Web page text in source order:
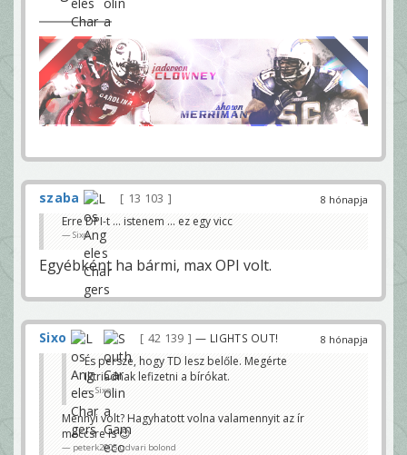
8 hónapja
szaba
13 103
Erre DPI-t ... istenem ... ez egy vicc
Sixo
Egyébként ha bármi, max OPI volt.
8 hónapja
Sixo 42 139 — LIGHTS OUT!
És persze, hogy TD lesz belőle. Megérte
Iktriadnak lefizetni a bírókat.
Sixo
Mennyi volt? Hagyhatott volna valamennyit az ír
meccsre is 😊
peterk2005 udvari bolond